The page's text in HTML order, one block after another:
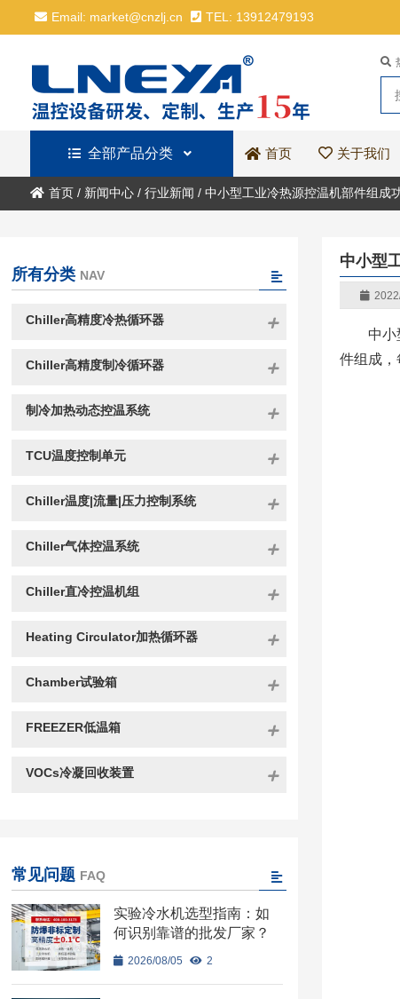
Email: market@cnzlj.cn TEL: 13912479193
全部产品分类 首页 关于我们
首页/ 新闻中心/ 行业新闻 / 中小型工业冷热源控温机部件组成
中小型
中
件组成，
所有分类 NAV
Chiller高精度冷热循环器
Chiller高精度制冷循环器
制冷加热动态控温系统
TCU温度控制单元
Chiller温度|流量|压力控制系统
Chiller气体控温系统
Chiller直冷控温机组
Heating Circulator加热循环器
Chamber试验箱
FREEZER低温箱
VOCs冷凝回收装置
常见问题 FAQ
实验冷水机选型指南：如
何识别靠谱的批发厂家？
2026/08/05 2